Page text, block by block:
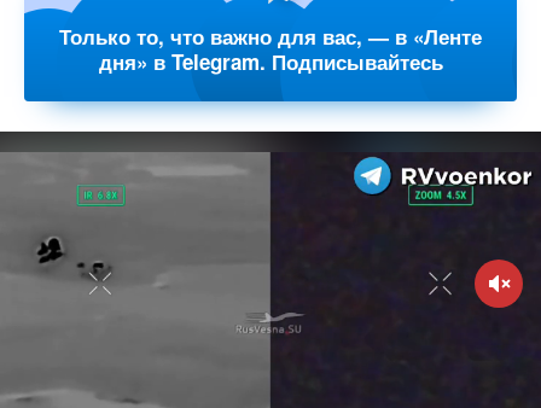
Только то, что важно для вас, — в «Ленте
дня» в Telegram. Подписывайтесь